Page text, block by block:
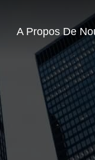
A Propos De